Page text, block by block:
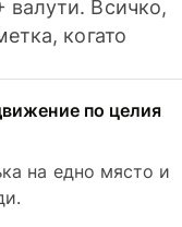
валути. Всичко,
когато
по целия
на едно място и